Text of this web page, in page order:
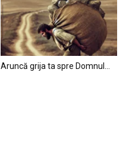
Aruncă grija ta spre Domnul…